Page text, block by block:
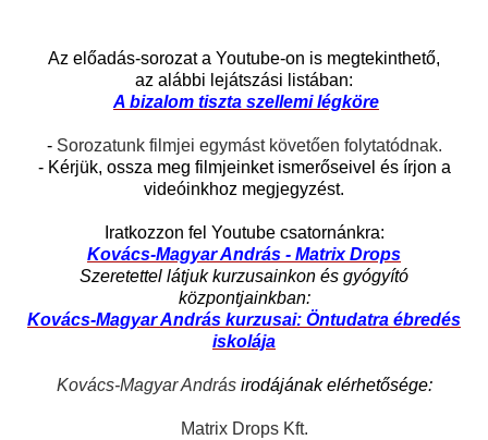
Az előadás-sorozat a Youtube-on is megtekinthető,
az alábbi lejátszási listában:
A bizalom tiszta szellemi légköre
- Sorozatunk filmjei egymást követően folytatódnak.
- Kérjük, ossza meg filmjeinket ismerőseivel és írjon a
videóinkhoz megjegyzést.
Iratkozzon fel Youtube csatornánkra:
Kovács-Magyar András - Matrix Drops
Szeretettel látjuk kurzusainkon és gyógyító
központjainkban:
Kovács-Magyar András kurzusai: Öntudatra ébredés
iskolája
Kovács-Magyar András irodájának elérhetősége:
Matrix Drops Kft.